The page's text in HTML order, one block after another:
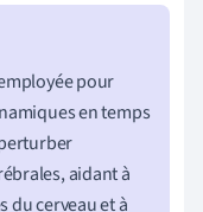
pour
en temps
aidant à
du cerveau et à